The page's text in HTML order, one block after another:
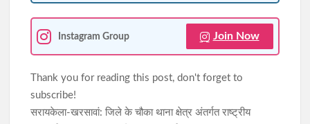
Instagram Group Join Now
Thank you for reading this post, don't forget to
subscribe!
सरायकेला-खरसावां: जिले के चौका थाना क्षेत्र अंतर्गत राष्ट्रीय